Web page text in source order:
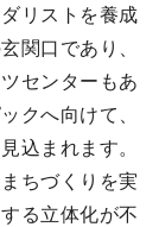
リストを養成
関口であり、
センターもあ
クへ向けて、
込まれます。
ちづくりを実
る立体化が不